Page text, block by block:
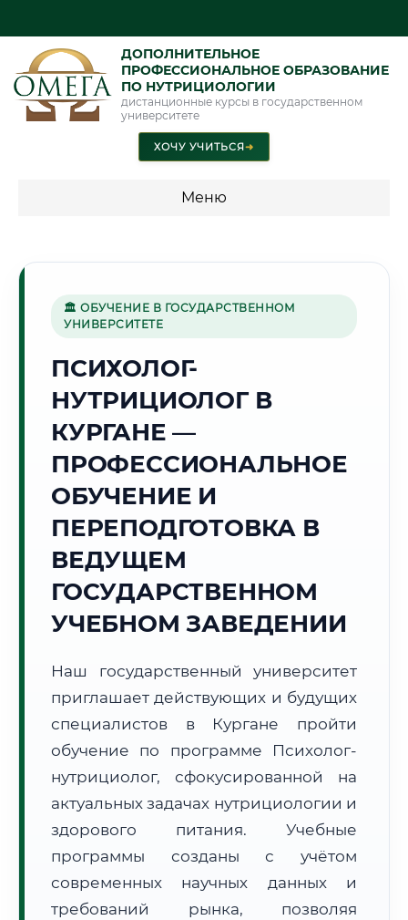
ДОПОЛНИТЕЛЬНОЕ
ПРОФЕССИОНАЛЬНОЕ ОБРАЗОВАНИЕ
ПО НУТРИЦИОЛОГИИ
дистанционные курсы в государственном
университете
ХОЧУ УЧИТЬСЯ➜
Меню
🌾
Г. КУРГАН
Точное местное время:
22:53:14
2026 г.
Погода в г. Курган: +24°C Ясно
🌅 Восход: 04:58
📍 Региональная справка г. Курган
Почтовые индексы:
640000–640999
Часовой пояс:
МСК+2 (UTC+5)
Формат учебы:
Дистанционно
🗺️ Зона обслуживания: г. Курган
🏛 ОБУЧЕНИЕ В ГОСУДАРСТВЕННОМ
УНИВЕРСИТЕТЕ
ПСИХОЛОГ-
НУТРИЦИОЛОГ В
КУРГАНЕ —
ПРОФЕССИОНАЛЬНОЕ
ОБУЧЕНИЕ И
ПЕРЕПОДГОТОВКА В
ВЕДУЩЕМ
ГОСУДАРСТВЕННОМ
УЧЕБНОМ ЗАВЕДЕНИИ
Наш государственный университет
приглашает действующих и будущих
специалистов в Кургане пройти
обучение по программе Психолог-
нутрициолог, сфокусированной на
актуальных задачах нутрициологии и
здорового питания. Учебные
программы созданы с учётом
современных научных данных и
требований рынка, позволяя